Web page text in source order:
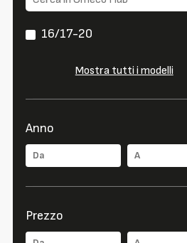
16/17-20
Mostra tutti i modelli
Anno
Prezzo